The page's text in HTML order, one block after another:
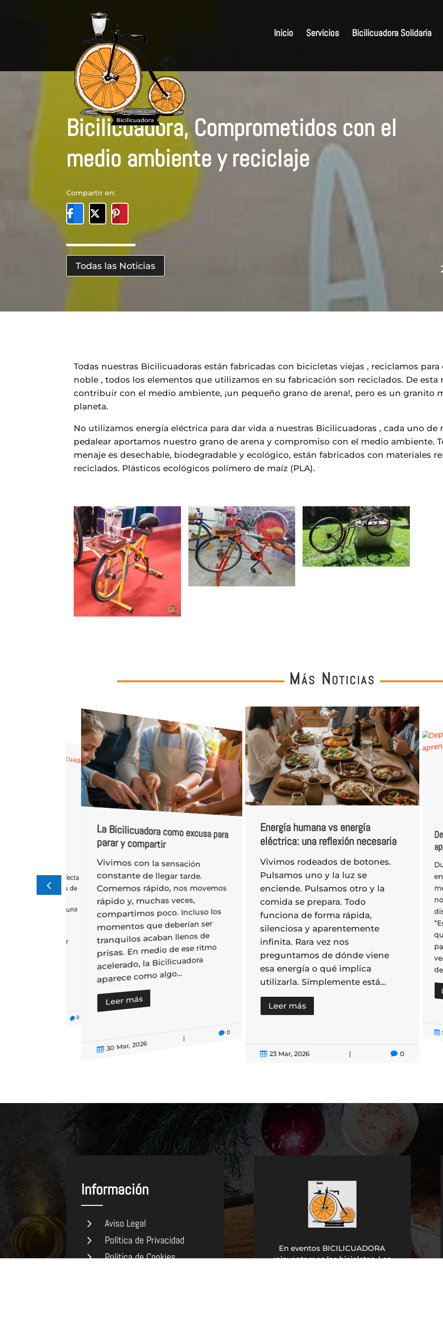
Inicio Servicios Bicilicuadora Solidaria
Bicilicuadora, Comprometidos con el
medio ambiente y reciclaje
Compartir en:
Todas las Noticias
Todas nuestras Bicilicuadoras están fabricadas con bicicletas viejas , reciclamos
noble , todos los elementos que utilizamos en su fabricación son reciclados. De esta
contribuir con el medio ambiente, ¡un pequeño grano de arena!, pero es un granito
planeta.
No utilizamos energía eléctrica para dar vida a nuestras Bicilicuadoras , cada uno de
pedalear aportamos nuestro grano de arena y compromiso con el medio ambiente.
menaje es desechable, biodegradable y ecológico, están fabricados con materiales
reciclados. Plásticos ecológicos polímero de maíz (PLA).
Más Noticias
una época perfecta
ingredientes de
color. Si utilizas una
permitirán crear
 0
La Bicilicuadora como excusa para
parar y compartir
Vivimos con la sensación
constante de llegar tarde.
Comemos rápido, nos movemos
rápido y, muchas veces,
compartimos poco. Incluso los
momentos que deberían ser
tranquilos acaban llenos de
prisas. En medio de ese ritmo
acelerado, la Bicilicuadora
aparece como algo...
Leer más
 30 Mar, 2026
|
 0
Energía humana vs energía
eléctrica: una reflexión necesaria
Vivimos rodeados de botones.
Pulsamos uno y la luz se
enciende. Pulsamos otro y la
comida se prepara. Todo
funciona de forma rápida,
silenciosa y aparentemente
infinita. Rara vez nos
preguntamos de dónde viene
esa energía o qué implica
utilizarla. Simplemente está...
Leer más
 23 Mar, 2026 |  0

Información
5 Aviso Legal
5 Política de Privacidad
5
Política de Cookies
En eventos BICILICUADORA
reinventamos las bicicletas. Les